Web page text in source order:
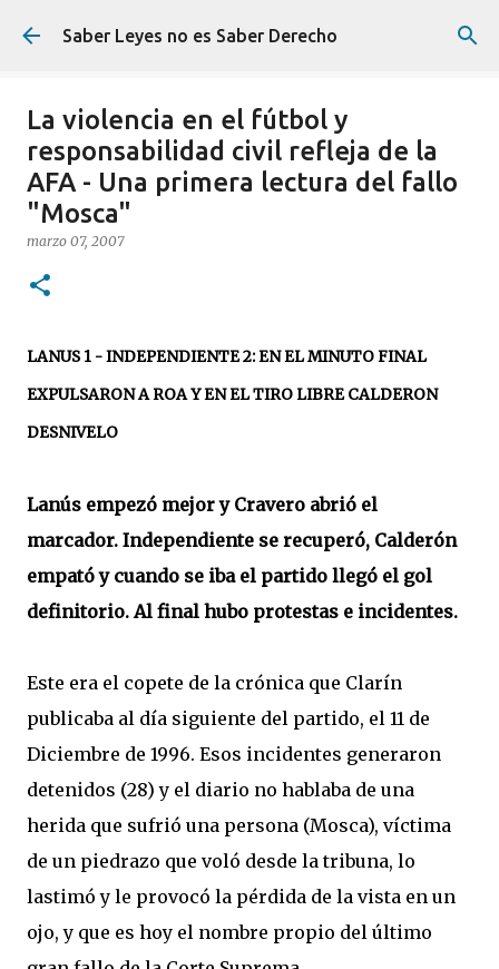
Ir al contenido principal
Saber Leyes no es Saber Derecho
La violencia en el fútbol y
responsabilidad civil refleja de la
AFA - Una primera lectura del fallo
"Mosca"
marzo 07, 2007
LANUS 1 - INDEPENDIENTE 2: EN EL MINUTO FINAL
EXPULSARON A ROA Y EN EL TIRO LIBRE CALDERON
DESNIVELO
Lanús empezó mejor y Cravero abrió el
marcador. Independiente se recuperó, Calderón
empató y cuando se iba el partido llegó el gol
definitorio. Al final hubo protestas e incidentes.
Este era el copete de la crónica que Clarín
publicaba al día siguiente del partido, el 11 de
Diciembre de 1996. Esos incidentes generaron
detenidos (28) y el diario no hablaba de una
herida que sufrió una persona (Mosca), víctima
de un piedrazo que voló desde la tribuna, lo
lastimó y le provocó la pérdida de la vista en un
ojo, y que es hoy el nombre propio del último